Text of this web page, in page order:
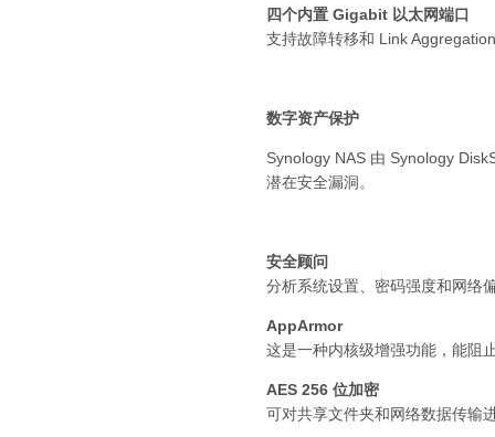
四个内置 Gigabit 以太网端口
支持故障转移和 Link Aggregation
数字资产保护
Synology NAS 由 Synology
潜在安全漏洞。
安全顾问
分析系统设置、密码强度和网络
AppArmor
这是一种内核级增强功能，能阻
AES 256 位加密
可对共享文件夹和网络数据传输